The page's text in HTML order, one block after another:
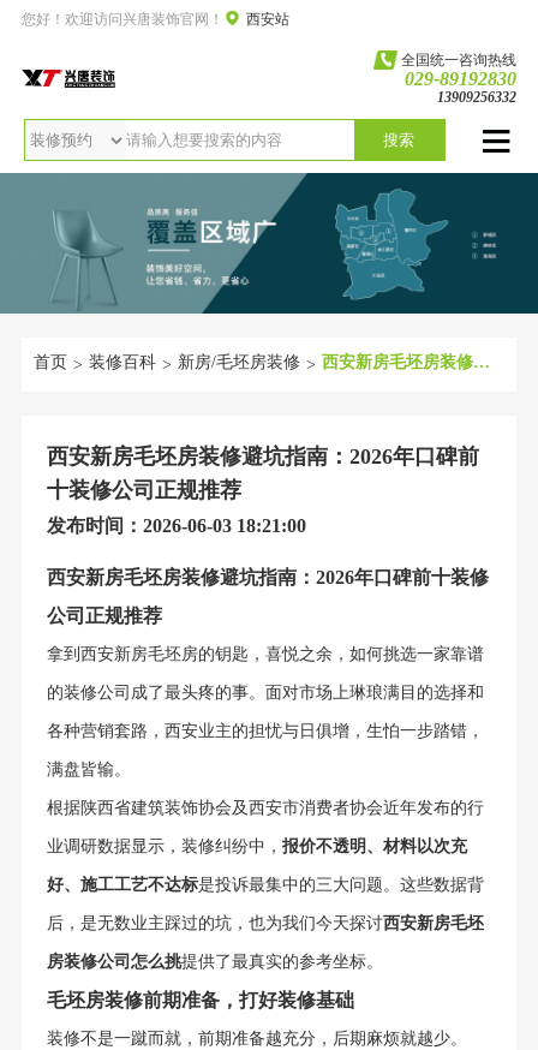
您好！欢迎访问兴唐装饰官网！ 西安站
全国统一咨询热线
029-89192830
13909256332
搜索
首页 > 装修百科 > 新房/毛坯房装修 > 西安新房毛坯房装修避坑指南：2026年口碑前十装修公司正规推荐
西安新房毛坯房装修避坑指南：2026年口碑前
十装修公司正规推荐
发布时间：2026-06-03 18:21:00
西安新房毛坯房装修避坑指南：2026年口碑前十装修
公司正规推荐
拿到西安新房毛坯房的钥匙，喜悦之余，如何挑选一家靠谱
的装修公司成了最头疼的事。面对市场上琳琅满目的选择和
各种营销套路，西安业主的担忧与日俱增，生怕一步踏错，
满盘皆输。
根据陕西省建筑装饰协会及西安市消费者协会近年发布的行
业调研数据显示，装修纠纷中， 报价不透明、材料以次充
好、施工工艺不达标是投诉最集中的三大问题。这些数据背
后，是无数业主踩过的坑，也为我们今天探讨西安新房毛坯
房装修公司怎么挑提供了最真实的参考坐标。
毛坯房装修前期准备，打好装修基础
装修不是一蹴而就，前期准备越充分，后期麻烦就越少。